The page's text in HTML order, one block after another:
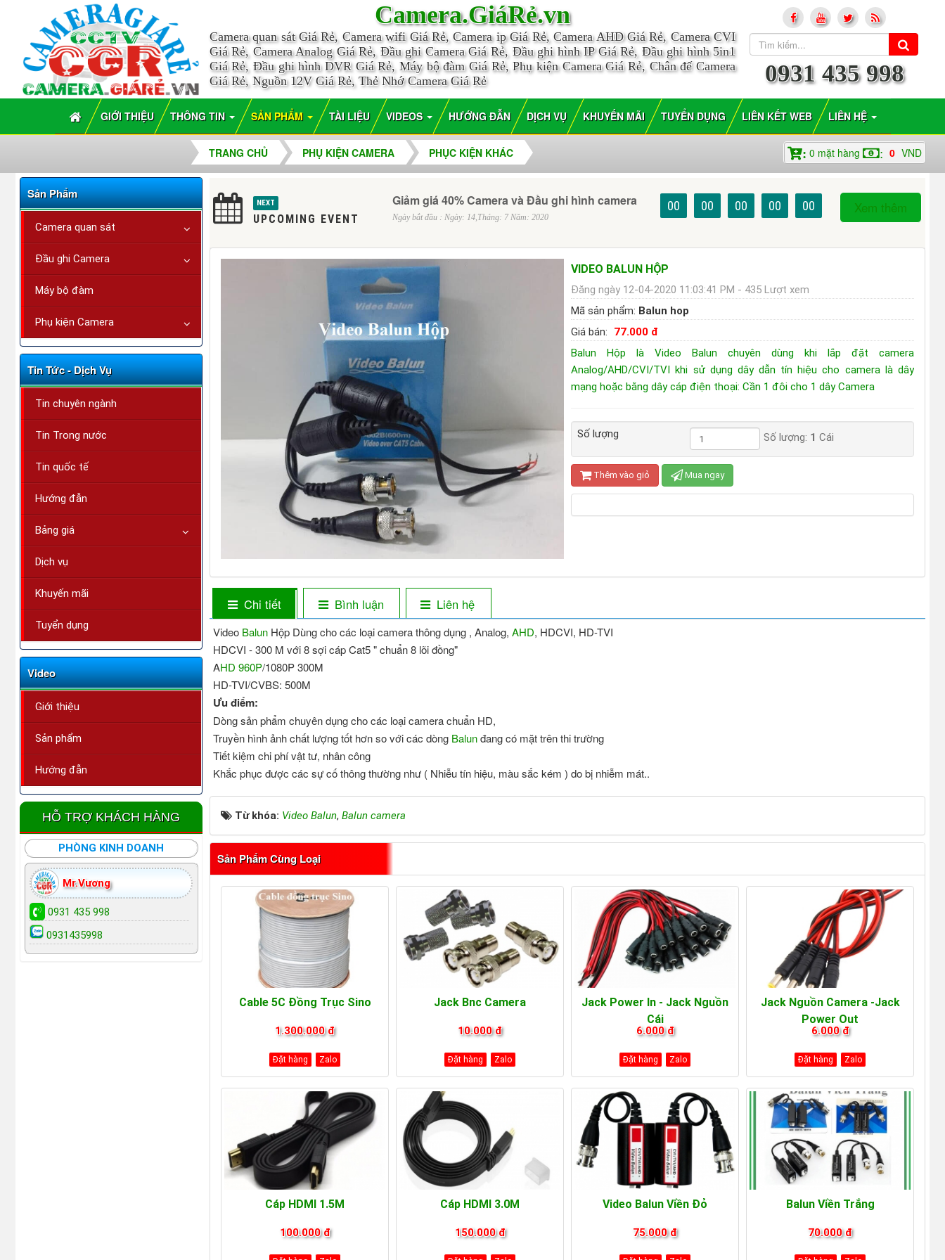
Camera.GiáRẻ.vn
Camera quan sát Giá Rẻ, Camera wifi Giá Rẻ, Camera ip Giá Rẻ, Camera AHD Giá Rẻ, Camera CVI
Giá Rẻ, Camera Analog Giá Rẻ, Đầu ghi Camera Giá Rẻ, Đầu ghi hình IP Giá Rẻ, Đầu ghi hình 5in1
Giá Rẻ, Đầu ghi hình DVR Giá Rẻ, Máy bộ đàm Giá Rẻ, Phụ kiện Camera Giá Rẻ, Chân đế Camera
Giá Rẻ, Nguồn 12V Giá Rẻ, Thẻ Nhớ Camera Giá Rẻ
0931 435 998
GIỚI THIỆU THÔNG TIN SẢN PHẨM TÀI LIỆU VIDEOS HƯỚNG ĐẪN DỊCH VỤ KHUYẾN MÃI TUYỂN DỤNG LIÊN KẾT WEB LIÊN HỆ
TRANG CHỦ PHỤ KIỆN CAMERA PHỤC KIỆN KHÁC : 0 mặt hàng : 0 VND
NEXT
UPCOMING EVENT
Giảm giá 40% Camera và Đầu ghi hình camera
Ngày bắt đầu : Ngày: 14,Tháng: 7 Năm: 2020
00 00 00 00 00 Xem thêm
VIDEO BALUN HỘP
Đăng ngày 12-04-2020 11:03:41 PM - 435 Lượt xem
Mã sản phẩm: Balun hop
Giá bán:
77.000 đ
Balun Hộp là Video Balun chuyên dùng khi lắp đặt camera
Analog/AHD/CVI/TVI khi sử dụng dây dẫn tín hiệu cho camera là dây
mạng hoặc bằng dây cáp điện thoại: Cần 1 đôi cho 1 dây Camera
Số lượng Số lượng: 1 Cái
Thêm vào giỏ Mua ngay
Chi tiết Bình luận Liên hệ
Video Balun Hộp Dùng cho các loại camera thông dụng , Analog,AHD, HDCVI, HD-TVI
HDCVI - 300 M với 8 sợi cáp Cat5 " chuẩn 8 lõi đồng"
AHD 960P/1080P 300M
HD-TVI/CVBS: 500M
Ưu điểm:
Dòng sản phẩm chuyên dụng cho các loại camera chuẩn HD,
Truyền hình ảnh chất lượng tốt hơn so với các dòng Balunđang có mặt trên thi trường
Tiết kiệm chi phí vật tư, nhân công
Khắc phục được các sự cố thông thường như ( Nhiễu tín hiệu, màu sắc kém ) do bị nhiễm mát..
Từ khóa: Video Balun,Balun camera
Sản Phẩm Cùng Loại
Cable 5C Đồng Trục Sino
1.300.000 đ
Đặt hàng Zalo
Jack Bnc Camera
10.000 đ
Đặt hàng Zalo
Jack Power In - Jack Nguồn
Cái
6.000 đ
Đặt hàng Zalo
Jack Nguồn Camera -Jack
Power Out
6.000 đ
Đặt hàng Zalo
Cáp HDMI 1.5M
100.000 đ
Cáp HDMI 3.0M
150.000 đ
Video Balun Viền Đỏ
75.000 đ
Balun Viền Trắng
70.000 đ
Sản Phẩm
Camera quan sát
Đầu ghi Camera
Máy bộ đàm
Phụ kiện Camera
Tin Tức - Dịch Vụ
Tin chuyên ngành
Tin Trong nước
Tin quốc tế
Hướng đẫn
Bảng giá
Dịch vụ
Khuyến mãi
Tuyển dụng
Video
Giới thiệu
Sản phẩm
Hướng đẫn
HỖ TRỢ KHÁCH HÀNG
PHÒNG KINH DOANH
Mr.Vương
0931 435 998
0931435998